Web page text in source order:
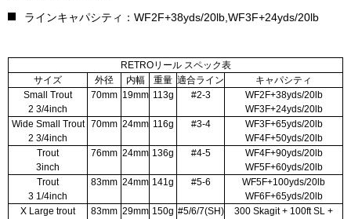
ラインキャパシティ：WF2F+38yds/20lb,WF3F+24yds/20lb
RETROリール スペック表
サイズ
外径 内幅 重量 適合ライン
キャパシティ
Small Trout
2 3/4inch
70mm 19mm 113g #2-3
WF2F+38yds/20lb
WF3F+24yds/20lb
Wide Small Trout
2 3/4inch
70mm 24mm 116g #3-4
WF3F+65yds/20lb
WF4F+50yds/20lb
Trout
3inch
76mm 24mm 136g #4-5
WF4F+90yds/20lb
WF5F+60yds/20lb
Trout
3 1/4inch
83mm 24mm 141g #5-6
WF5F+100yds/20lb
WF6F+65yds/20lb
X Large trout
83mm 29mm 150g #5/6/7(SH)
300 Skagit + 100ft SL +